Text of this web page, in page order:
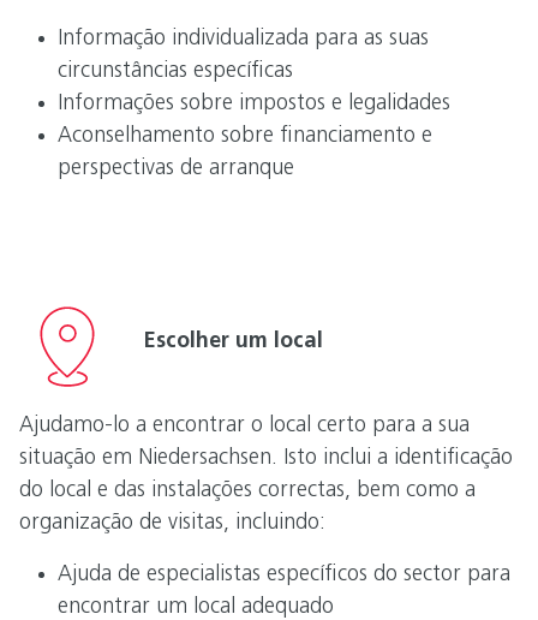
Informação individualizada para as suas
circunstâncias específicas
Informações sobre impostos e legalidades
Aconselhamento sobre financiamento e
perspectivas de arranque
Escolher um local
Ajudamo-lo a encontrar o local certo para a sua
situação em Niedersachsen. Isto inclui a identificação
do local e das instalações correctas, bem como a
organização de visitas, incluindo:
Ajuda de especialistas específicos do sector para
encontrar um local adequado